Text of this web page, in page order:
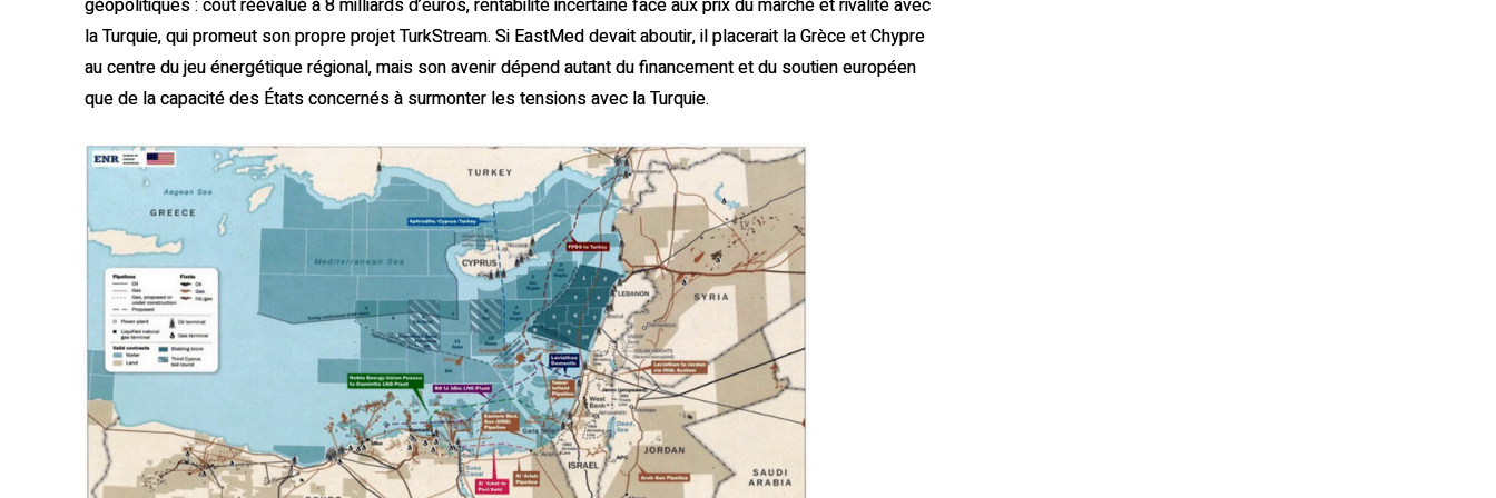
géopolitiques : coût réévalué à 8 milliards d’euros, rentabilité incertaine face aux prix du marché et rivalité avec
la Turquie, qui promeut son propre projet TurkStream. Si EastMed devait aboutir, il placerait la Grèce et Chypre
au centre du jeu énergétique régional, mais son avenir dépend autant du financement et du soutien européen
que de la capacité des États concernés à surmonter les tensions avec la Turquie.